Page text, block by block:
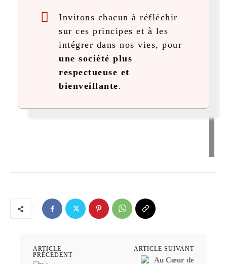
Invitons chacun à réfléchir
sur ces principes et à les
intégrer dans nos vies, pour
une société plus
respectueuse et
bienveillante.
ARTICLE
PRÉCÉDENT
ARTICLE SUIVANT